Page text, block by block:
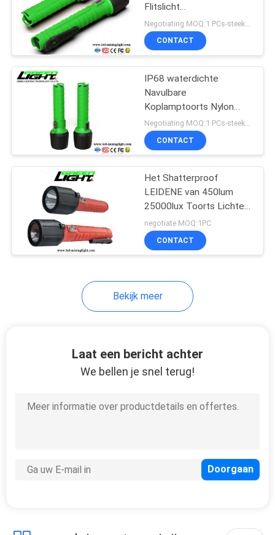
Explosiebestendige
Toorts
39
LEIDENE
Flitslichttoorts
Veiligheidsslot uit
Flitslicht
Schokbestendige
6400mA waterdicht
CONTACT
IP68 waterdichte
Navulbare
Koplamptoorts Nylon
Polymere 25000lux
Negotiating MOQ:1 PCs-steekproeven/beschikbare proeforde
CONTACT
Het Shatterproof
LEIDENE van 450lum
25000lux Toorts Lichte
IP68Rechargeable Li-
Ionenbatterij
Magnetische Laden
negotiate MOQ:1PC
CONTACT
Bekijk meer
Laat een bericht achter
We bellen je snel terug!